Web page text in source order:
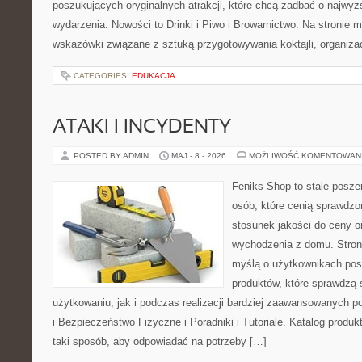
poszukujących oryginalnych atrakcji, które chcą zadbać o
wydarzenia. Nowości to Drinki i Piwo i Browarnictwo. Na stronie
wskazówki związane z sztuką przygotowywania koktajli,
CATEGORIES: EDUKACJA
ATAKI I INCYDENTY
POSTED BY ADMIN MAJ - 8 - 2026 MOŻLIWOŚĆ
Feniks Shop to stale
osób, które cenią
stosunek jakości do ceny
wychodzenia z domu.
myślą o użytkownikach
produktów, które
użytkowaniu, jak i podczas realizacji bardziej zaawansowanych
i Bezpieczeństwo Fizyczne i Poradniki i Tutoriale. Katalog
taki sposób, aby odpowiadać na potrzeby […]